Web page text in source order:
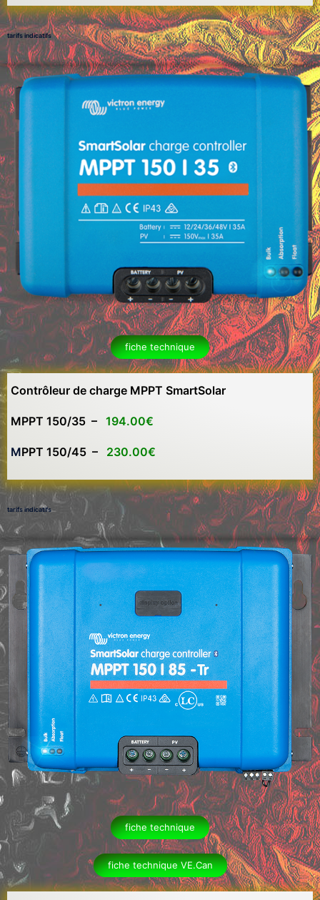
tarifs indicatifs
fiche technique
Contrôleur de charge MPPT SmartSolar
MPPT 150/35 – 194.00€
MPPT 150/45 – 230.00€
tarifs indicatifs
fiche technique
fiche technique VE.Can